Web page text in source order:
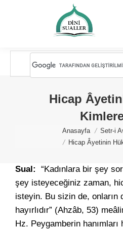
Hicap
You are here:Anasayfa
Setr-i
Hicap Âyetinin
Sual:
“Kadınlara bir şey
şey isteyeceğiniz zaman,
isteyin. Bu sizin de, onların
hayırlıdır” (Ahzâb, 53)
Hz. Peygamberin hanımları